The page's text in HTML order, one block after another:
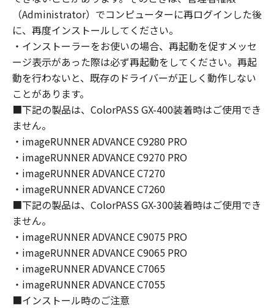
知的財産権も、明示たると黙示たるとを問わ
ず、本契約書によってお客様に譲渡あるいは許
諾されるものではありません。
２．制限
(1) お客様は、再使用許諾、譲渡、販売、頒
布、リースもしくは貸与その他の方法により、
第三者に「本ソフトウェア」を使用させること
はできません。
(2) お客様は、「本ソフトウェア」の全部また
は一部を修正、改変、逆コンパイル、逆アセン
ブル、その他リバースエンジニアリング等する
ことはできません。また第三者にこのような行
為をさせてはなりません。
３．著作権表示
お客様は、「本ソフトウェア」に含まれるキヤ
ノンまたはキヤノンのライセンサーの著作権表
示を変更し、除去しもしくは削除してはなりま
せん。
（Administrator）でコンピューターに再ログインした後
に、再度インストールしてください。
・インストーラーをお使いの場合、再起動を促すメッセ
ージ表示があった際は必ず再起動をしてください。再起
動を行わないと、既存のドライバーが正しく動作しない
ことがあります。
■下記の製品は、ColorPASS GX-400装着時はご使用でき
ません。
・imageRUNNER ADVANCE C9280 PRO
・imageRUNNER ADVANCE C9270 PRO
・imageRUNNER ADVANCE C7270
・imageRUNNER ADVANCE C7260
■下記の製品は、ColorPASS GX-300装着時はご使用でき
ません。
・imageRUNNER ADVANCE C9075 PRO
・imageRUNNER ADVANCE C9065 PRO
・imageRUNNER ADVANCE C7065
・imageRUNNER ADVANCE C7055
■インストール時のご注意